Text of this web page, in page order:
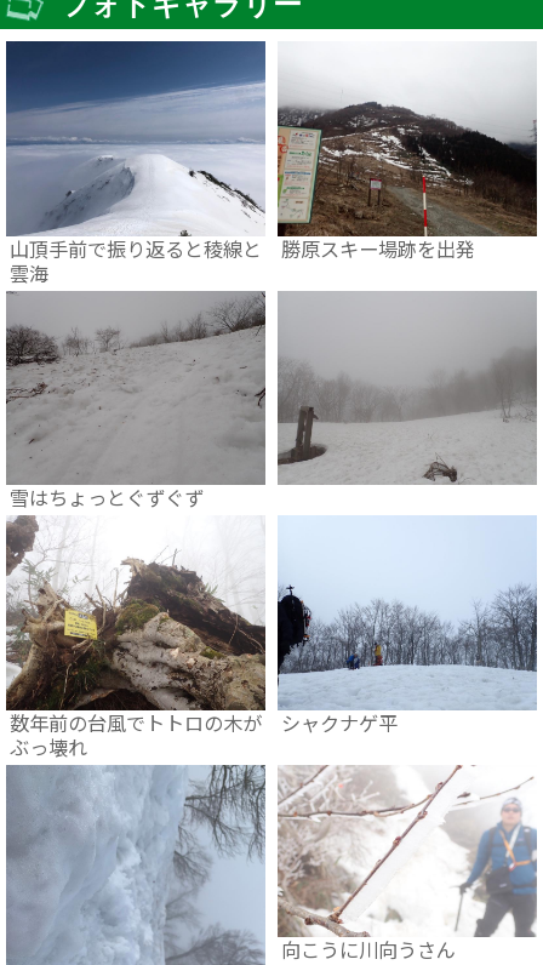
山頂手前で振り返ると稜線と
雲海
勝原スキー場跡を出発
雪はちょっとぐずぐず
数年前の台風でトトロの木が
ぶっ壊れ
シャクナゲ平
向こうに川向うさん